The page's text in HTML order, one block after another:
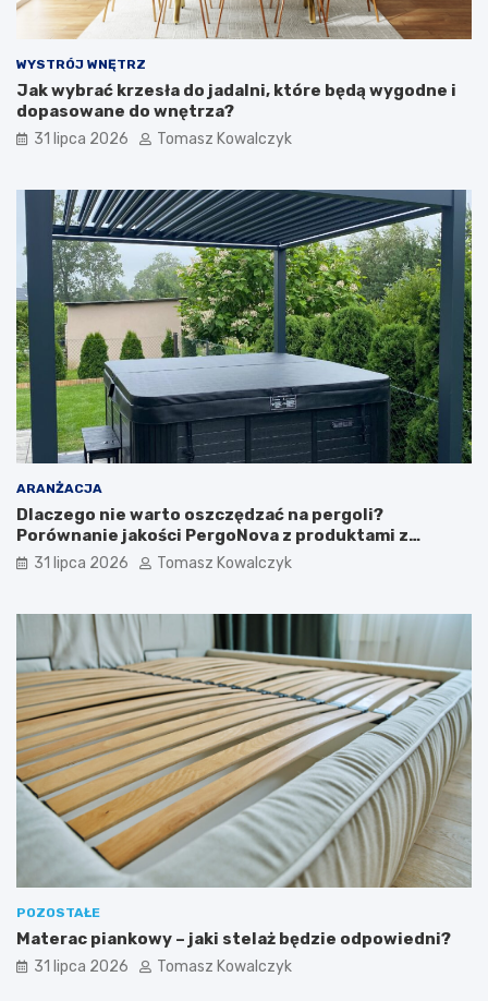
WYSTRÓJ WNĘTRZ
Jak wybrać krzesła do jadalni, które będą wygodne i
dopasowane do wnętrza?
31 lipca 2026 Tomasz Kowalczyk
ARANŻACJA
Dlaczego nie warto oszczędzać na pergoli?
Porównanie jakości PergoNova z produktami z
marketu
31 lipca 2026 Tomasz Kowalczyk
POZOSTAŁE
Materac piankowy – jaki stelaż będzie odpowiedni?
31 lipca 2026 Tomasz Kowalczyk